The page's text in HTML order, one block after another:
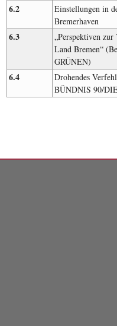
6.2
Einstellungen in
Bremerhaven
6.3
„Perspektiven
Land Bremen“
GRÜNEN)
6.4
Drohendes
BÜNDNIS 90/